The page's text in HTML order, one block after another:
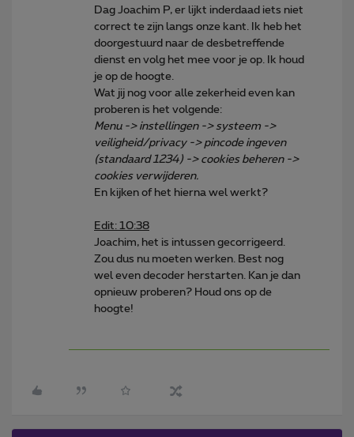
Dag Joachim P, er lijkt inderdaad iets niet
correct te zijn langs onze kant. Ik heb het
doorgestuurd naar de desbetreffende
dienst en volg het mee voor je op. Ik houd
je op de hoogte.
Wat jij nog voor alle zekerheid even kan
proberen is het volgende:
Menu -> instellingen -> systeem ->
veiligheid/privacy -> pincode ingeven
(standaard 1234) -> cookies beheren ->
cookies verwijderen.
En kijken of het hierna wel werkt?
Edit: 10:38
Joachim, het is intussen gecorrigeerd.
Zou dus nu moeten werken. Best nog
wel even decoder herstarten. Kan je dan
opnieuw proberen? Houd ons op de
hoogte!